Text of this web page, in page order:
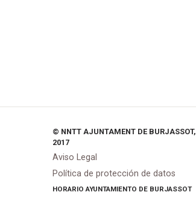
© NNTT AJUNTAMENT DE BURJASSOT,
2017
Aviso Legal
Política de protección de datos
HORARIO AYUNTAMIENTO DE BURJASSOT